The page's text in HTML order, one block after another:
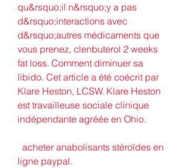
qu&rsquo;il n&rsquo;y a pas
d&rsquo;interactions avec
d&rsquo;autres médicaments que
vous prenez, clenbuterol 2 weeks
fat loss. Comment diminuer sa
libido. Cet article a été coécrit par
Klare Heston, LCSW. Klare Heston
est travailleuse sociale clinique
indépendante agréée en Ohio.
ligne paypal.